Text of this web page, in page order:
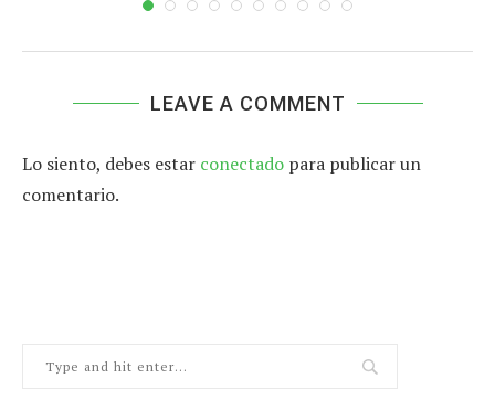
LEAVE A COMMENT
Lo siento, debes estar conectado para publicar un
comentario.